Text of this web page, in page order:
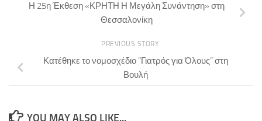
Η 25η Έκθεση «ΚΡΗΤΗ Η Μεγάλη Συνάντηση» στη
Θεσσαλονίκη
PREVIOUS STORY
Κατέθηκε το νομοσχέδιο “Γιατρός για Όλους” στη
Βουλή
YOU MAY ALSO LIKE...